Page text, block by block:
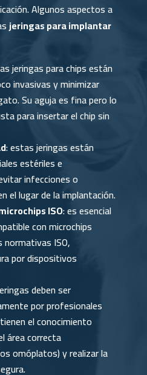
Algunos aspectos a
jeringas para implantar
jeringas para chips están
invasivas y minimizar
Su aguja es fina pero lo
para insertar el chip sin
: estas jeringas están
estériles e
infecciones o
el lugar de la implantación.
ISO: es esencial
con microchips
ISO,
por dispositivos
deben ser
por profesionales
el conocimiento
área correcta
omóplatos) y realizar la